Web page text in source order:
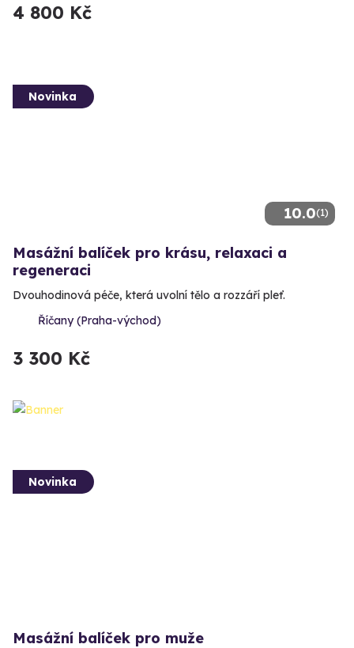
4 800 Kč
10.0(1)
Novinka
Masážní balíček pro krásu, relaxaci a
regeneraci
Dvouhodinová péče, která uvolní tělo a rozzáří pleť.
Říčany (Praha-východ)
3 300 Kč
Novinka
Masážní balíček pro muže